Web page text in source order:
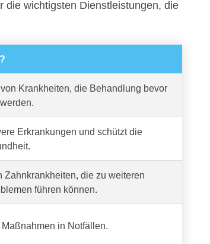
die wichtigsten Dienstleistungen, die
Krankheiten, die Behandlung bevor
Erkrankungen und schützt die
Zahnkrankheiten, die zu weiteren
führen können.
in Notfällen.